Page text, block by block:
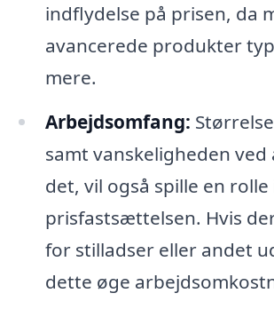
indflydelse på prisen, da
avancerede produkter
mere.
Arbejdsomfang:
samt vanskeligheden
det, vil også spille en rolle
prisfastsættelsen. Hvis
for stilladser eller andet
dette øge